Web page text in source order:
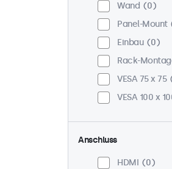
Wand
0
Panel-Mount
Einbau
0
Rack-
VESA 75 x 75
VESA 100 x
Anschluss
HDMI
0